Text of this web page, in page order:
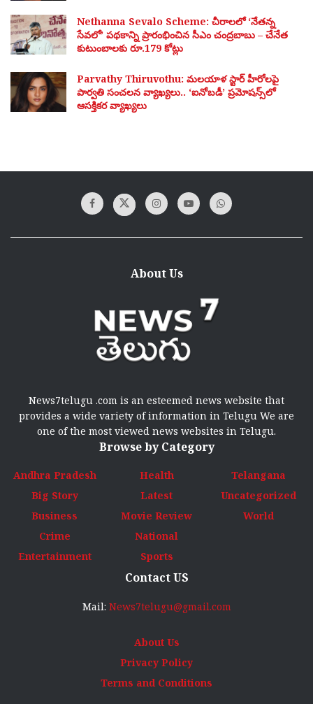
Nethanna Sevalo Scheme: చీరాలలో ‘నేతన్న
సేవలో’ పథకాన్ని ప్రారంభించిన సీఎం చంద్రబాబు – చేనేత
కుటుంబాలకు రూ.179 కోట్లు
Parvathy Thiruvothu: మలయాళ స్టార్ హీరోలపై
పార్వతి సంచలన వ్యాఖ్యలు.. ‘ఐనోబడీ’ ప్రమోషన్స్‌లో
ఆసక్తికర వ్యాఖ్యలు
About Us
News7telugu .com is an esteemed news website that
provides a wide variety of information in Telugu We are
one of the most viewed news websites in Telugu.
Browse by Category
Andhra Pradesh
Big Story
Business
Crime
Entertainment
Health
Latest
Movie Review
National
Sports
Telangana
Uncategorized
World
Contact US
Mail: News7telugu@gmail.com
About Us
Privacy Policy
Terms and Conditions